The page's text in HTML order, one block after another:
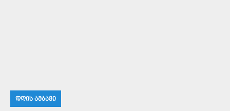
ᲓᲦᲘᲡ ᲐᲛᲑᲐᲕᲘ